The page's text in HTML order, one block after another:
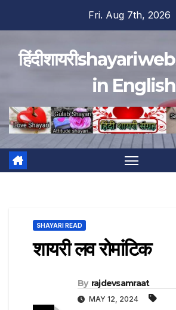
Fri. Aug 7th, 2026
in English
SHAYARI READ
शायरी लव रोमांटिक
By rajdevsamraat
MAY 12, 2024